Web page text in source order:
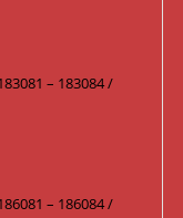
– 183084 /
– 186084 /